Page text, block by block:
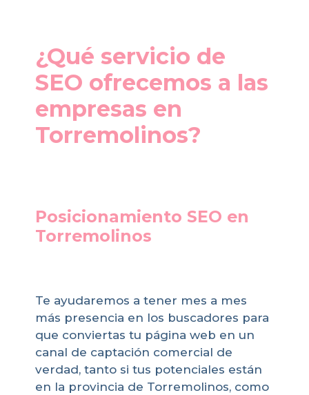
¿Qué servicio de
SEO ofrecemos a las
empresas en
Torremolinos?
Posicionamiento SEO en
Torremolinos
Te ayudaremos a tener mes a mes
más presencia en los buscadores para
que conviertas tu página web en un
canal de captación comercial de
verdad, tanto si tus potenciales están
en la provincia de Torremolinos, como